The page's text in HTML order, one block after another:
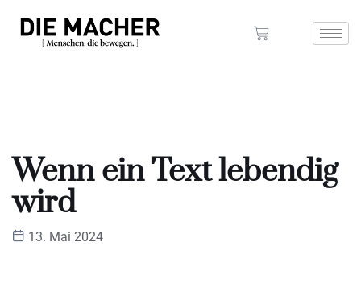
Wenn ein Text lebendig
wird
13. Mai 2024